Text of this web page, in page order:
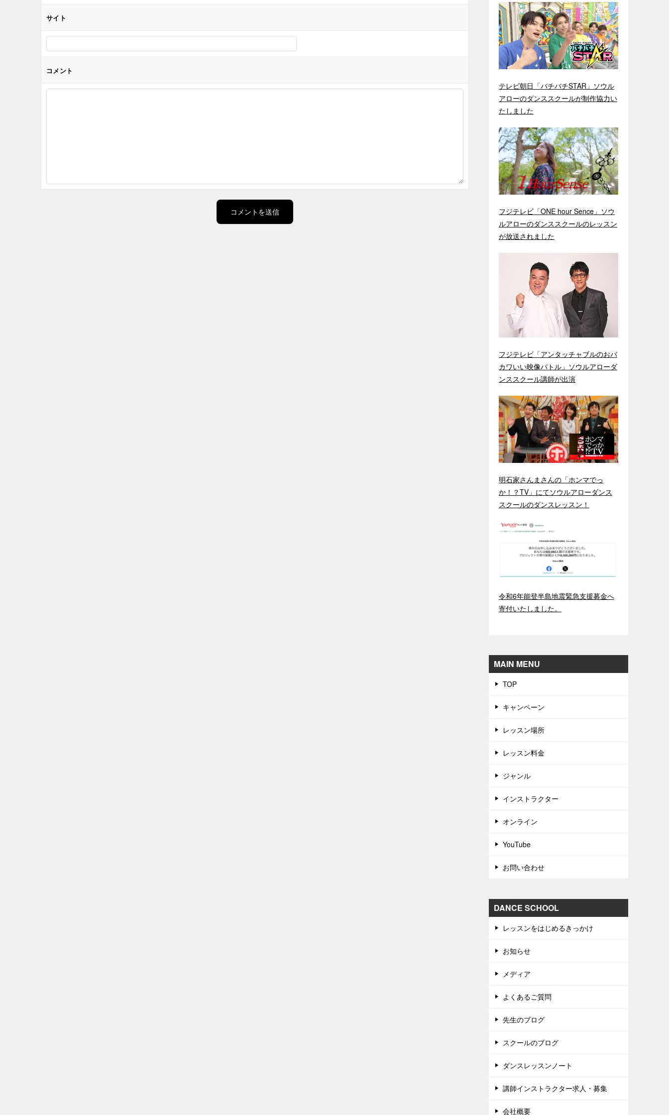
サイト
コメント
テレビ朝日「バチバチSTAR」ソウル
アローのダンススクールが制作協力い
たしました
フジテレビ「ONE hour Sence」ソウ
ルアローのダンススクールのレッスン
が放送されました
フジテレビ「アンタッチャブルのおバ
カワいい映像バトル」ソウルアローダ
ンススクール講師が出演
明石家さんまさんの「ホンマでっ
か！？TV」にてソウルアローダンス
スクールのダンスレッスン！
令和6年能登半島地震緊急支援募金へ
寄付いたしました。
MAIN MENU
TOP
キャンペーン
レッスン場所
レッスン料金
ジャンル
インストラクター
オンライン
YouTube
お問い合わせ
DANCE SCHOOL
レッスンをはじめるきっかけ
お知らせ
メディア
よくあるご質問
先生のブログ
スクールのブログ
ダンスレッスンノート
講師インストラクター求人・募集
会社概要